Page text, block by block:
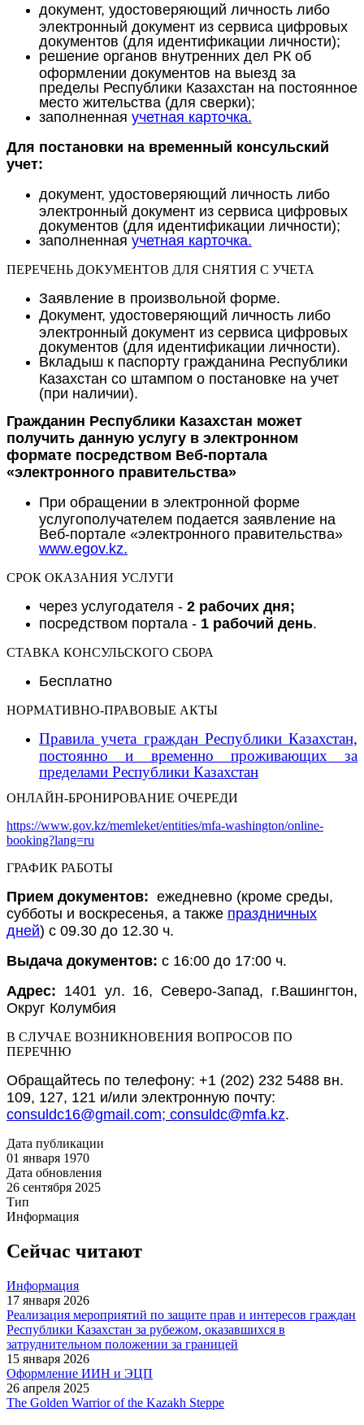
документ, удостоверяющий личность либо
электронный документ из сервиса цифровых
документов (для идентификации личности);
решение органов внутренних дел РК об
оформлении документов на выезд за
пределы Республики Казахстан на постоянное
место жительства (для сверки);
заполненная учетная карточка.
Для постановки на временный консульский
учет:
документ, удостоверяющий личность либо
электронный документ из сервиса цифровых
документов (для идентификации личности);
заполненная учетная карточка.
ПЕРЕЧЕНЬ ДОКУМЕНТОВ ДЛЯ СНЯТИЯ С УЧЕТА
Заявление в произвольной форме.
Документ, удостоверяющий личность либо
электронный документ из сервиса цифровых
документов (для идентификации личности).
Вкладыш к паспорту гражданина Республики
Казахстан со штампом о постановке на учет
(при наличии).
Гражданин Республики Казахстан может
получить данную услугу в электронном
формате посредством Веб-портала
«электронного правительства»
При обращении в электронной форме
услугополучателем подается заявление на
Веб-портале «электронного правительства»
www.egov.kz.
СРОК ОКАЗАНИЯ УСЛУГИ
через услугодателя - 2 рабочих дня;
посредством портала - 1 рабочий день.
СТАВКА КОНСУЛЬСКОГО СБОРА
Бесплатно
НОРМАТИВНО-ПРАВОВЫЕ АКТЫ
Правила учета граждан Республики Казахстан,
постоянно и временно проживающих за
пределами Республики Казахстан
ОНЛАЙН-БРОНИРОВАНИЕ ОЧЕРЕДИ
https://www.gov.kz/memleket/entities/mfa-washington/online-
booking?lang=ru
ГРАФИК РАБОТЫ
Прием документов: ежедневно (кроме среды,
субботы и воскресенья, а также праздничных
дней) c 09.30 до 12.30 ч.
Выдача документов: с 16:00 до 17:00 ч.
Адрес: 1401 ул. 16, Северо-Запад, г.Вашингтон,
Округ Колумбия
В СЛУЧАЕ ВОЗНИКНОВЕНИЯ ВОПРОСОВ ПО
ПЕРЕЧНЮ
Обращайтесь по телефону: +1 (202) 232 5488 вн.
109, 127, 121 и/или электронную почту:
consuldc16@gmail.com; consuldc@mfa.kz.
Дата публикации
01 января 1970
Дата обновления
26 сентября 2025
Тип
Информация
Сейчас читают
Информация
17 января 2026
Реализация мероприятий по защите прав и интересов граждан
Республики Казахстан за рубежом, оказавшихся в
затруднительном положении за границей
15 января 2026
Оформление ИИН и ЭЦП
26 апреля 2025
The Golden Warrior of the Kazakh Steppe